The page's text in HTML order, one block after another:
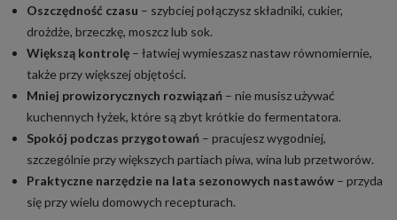
Oszczędność czasu – szybciej połączysz składniki, cukier,
drożdże, brzeczkę, moszcz lub sok.
Większą kontrolę – łatwiej wymieszasz nastaw równomiernie,
także przy większej objętości.
Mniej prowizorycznych rozwiązań – nie musisz używać
kuchennych łyżek, które są zbyt krótkie do fermentatora.
Spokój podczas przygotowań – pracujesz wygodniej,
szczególnie przy większych partiach piwa, wina lub przetworów.
Praktyczne narzędzie na lata sezonowych nastawów – przyda
się przy wielu domowych recepturach.